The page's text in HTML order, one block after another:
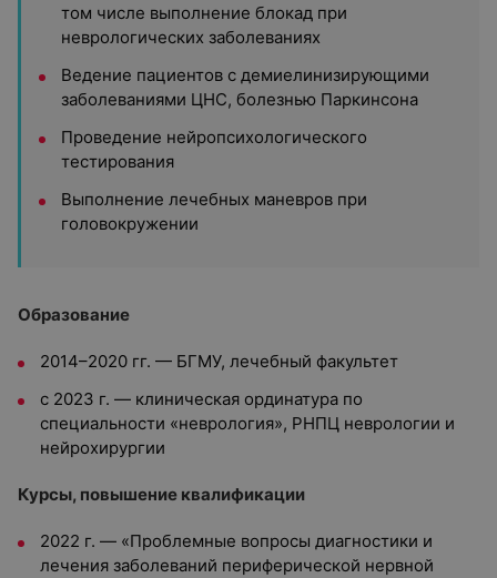
том числе выполнение блокад при
неврологических заболеваниях
Ведение пациентов с демиелинизирующими
заболеваниями ЦНС, болезнью Паркинсона
Проведение нейропсихологического
тестирования
Выполнение лечебных маневров при
головокружении
Образование
2014–2020 гг. — БГМУ, лечебный факультет
с 2023 г. — клиническая ординатура по
специальности «неврология», РНПЦ неврологии и
нейрохирургии
Курсы, повышение квалификации
2022 г. — «Проблемные вопросы диагностики и
лечения заболеваний периферической нервной